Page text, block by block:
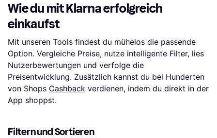
Wie du mit Klarna erfolgreich
einkaufst
Mit unseren Tools findest du mühelos die passende
Option. Vergleiche Preise, nutze intelligente Filter, lies
Nutzerbewertungen und verfolge die
Preisentwicklung. Zusätzlich kannst du bei Hunderten
von Shops Cashback verdienen, indem du direkt in der
App shoppst.
Filtern und Sortieren